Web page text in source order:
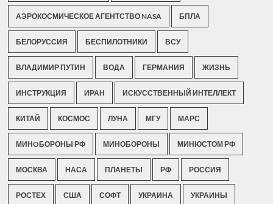
АЭРОКОСМИЧЕСКОЕ АГЕНТСТВО NASA БПЛА
БЕЛОРУССИЯ БЕСПИЛОТНИКИ ВСУ
ВЛАДИМИР ПУТИН ВОДА ГЕРМАНИЯ ЖИЗНЬ
ИНСТРУКЦИЯ ИРАН ИСКУССТВЕННЫЙ ИНТЕЛЛЕКТ
КИТАЙ КОСМОС ЛУНА МГУ МАРС
МИНOБОРОНЫ РФ МИНОБОРОНЫ МИНЮСТОМ РФ
МОСКВА НАСА ПЛАНЕТЫ РФ РОССИЯ
РОСТЕХ США СОФТ УКРАИНА УКРАИНЫ